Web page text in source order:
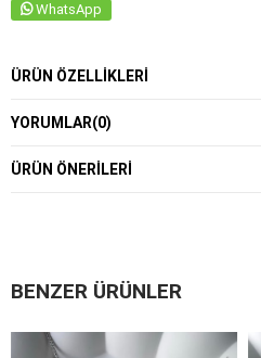
WhatsApp
ÜRÜN ÖZELLIKLERI
YORUMLAR(0)
ÜRÜN ÖNERILERI
BENZER ÜRÜNLER